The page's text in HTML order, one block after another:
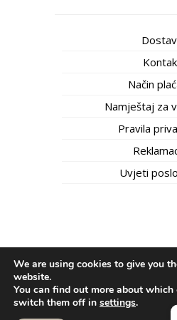
Način
Namještaj za
Pravila
Uvjeti
Inti trgovina © 2020.
We are using cookies to give you
website.
You can find out more about
switch them off in settings.
Bosnian(босански)